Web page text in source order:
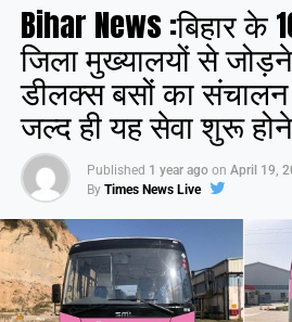
Bihar News :बिहार के
जिला मुख्यालयों से
डीलक्स बसों का संचालन
जल्द ही यह सेवा शुरू
Published 1 year ago on April 19,
By Times News Live